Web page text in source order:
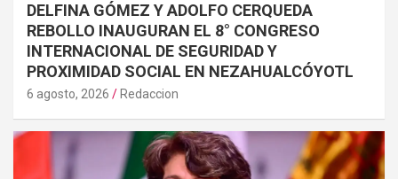
DELFINA GÓMEZ Y ADOLFO CERQUEDA
REBOLLO INAUGURAN EL 8° CONGRESO
INTERNACIONAL DE SEGURIDAD Y
PROXIMIDAD SOCIAL EN NEZAHUALCÓYOTL
6 agosto, 2026 Redaccion